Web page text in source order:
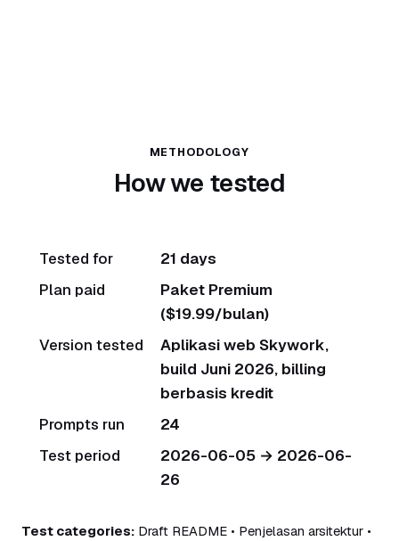
METHODOLOGY
How we tested
Tested for
21 days
Plan paid
Paket Premium
($19.99/bulan)
Version tested
Aplikasi web Skywork,
build Juni 2026, billing
berbasis kredit
Prompts run
24
Test period
2026-06-05 → 2026-06-
26
Test categories: Draft README • Penjelasan arsitektur •